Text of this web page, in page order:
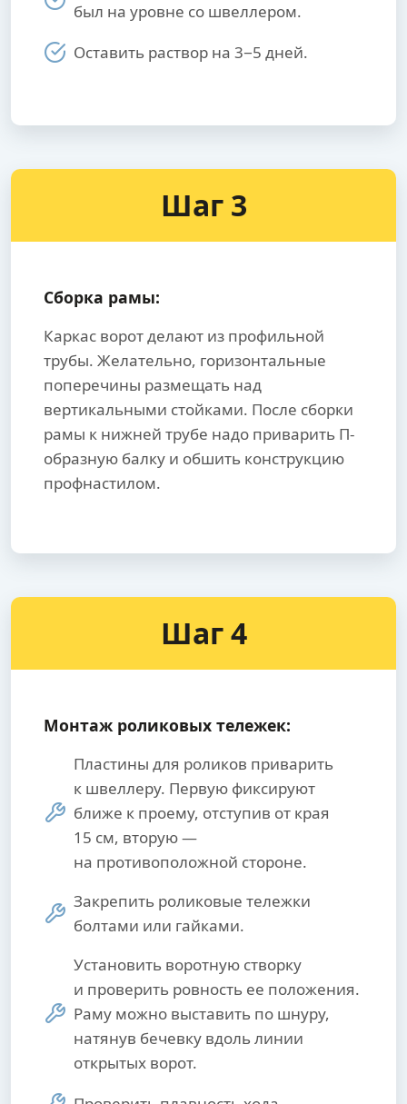
был на уровне со швеллером.
Оставить раствор на 3−5 дней.
Шаг 3
Сборка рамы:
Каркас ворот делают из профильной
трубы. Желательно, горизонтальные
поперечины размещать над
вертикальными стойками. После сборки
рамы к нижней трубе надо приварить П-
образную балку и обшить конструкцию
профнастилом.
Шаг 4
Монтаж роликовых тележек:
Пластины для роликов приварить
к швеллеру. Первую фиксируют
ближе к проему, отступив от края
15 см, вторую —
на противоположной стороне.
Закрепить роликовые тележки
болтами или гайками.
Установить воротную створку
и проверить ровность ее положения.
Раму можно выставить по шнуру,
натянув бечевку вдоль линии
открытых ворот.